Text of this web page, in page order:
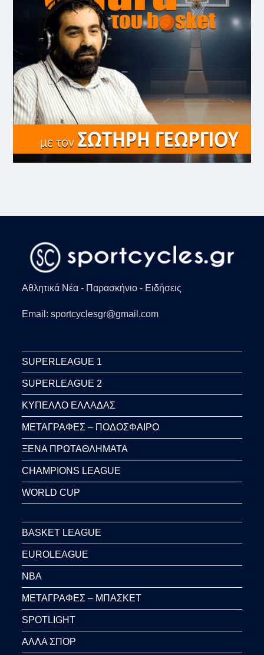
Αθλητικά Νέα - Παρασκήνιο - Ειδήσεις
Email: sportcyclesgr@gmail.com
SUPERLEAGUE 1
SUPERLEAGUE 2
ΚΥΠΕΛΛΟ ΕΛΛΑΔΑΣ
ΜΕΤΑΓΡΑΦΕΣ – ΠΟΔΟΣΦΑΙΡΟ
ΞΕΝΑ ΠΡΩΤΑΘΛΗΜΑΤΑ
CHAMPIONS LEAGUE
WORLD CUP
BASKET LEAGUE
EUROLEAGUE
NBA
ΜΕΤΑΓΡΑΦΕΣ – ΜΠΑΣΚΕΤ
SPOTLIGHT
ΑΛΛΑ ΣΠΟΡ